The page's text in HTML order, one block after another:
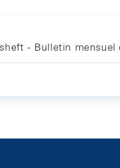
- Bulletin